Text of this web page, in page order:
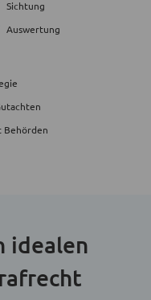
Sichtung
Auswertung
Behörden
idealen